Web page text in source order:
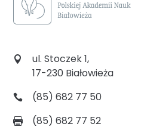
ul. Stoczek 1,
17-230 Białowieża
(85) 682 77 50
(85) 682 77 52